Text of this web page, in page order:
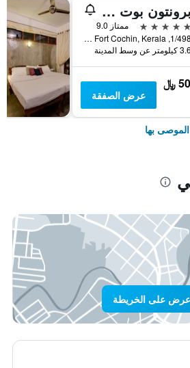
برونتون بوت يارد - سي جي آيتش إيرث
5 نجوم
ممتاز 9.0
1/498, Calvetty Road, Fort Cochin, Kerala, كوتشي, الهند
3.6 كيلومتر عن وسط المدينة
﷼
عرض الصفقة
بها
على الخريطة